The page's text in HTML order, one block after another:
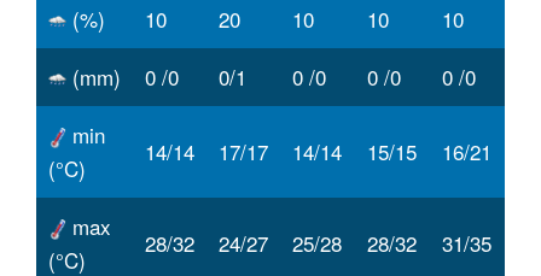
(%)
10 20 10 10
10
(mm)
0 /0 0/1 0 /0 0 /0
0 /0
min
(°C)
14/14 17/17 14/14 15/15 16/21
max
(°C)
28/32 24/27 25/28 28/32 31/35